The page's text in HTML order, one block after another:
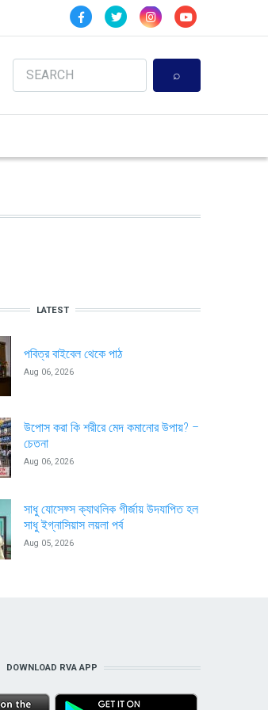
Search
LATEST
পবিত্র বাইবেল থেকে পাঠ
Aug 06, 2026
উপোস করা কি শরীরে মেদ কমানোর উপায়? –
চেতনা
Aug 06, 2026
সাধু যোসেফ্স ক্যাথলিক গীর্জায় উদযাপিত হল
সাধু ইগ্নাসিয়াস লয়লা পর্ব
Aug 05, 2026
DOWNLOAD RVA APP